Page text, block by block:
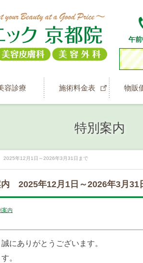
午
容診療 施術料金表 物販
特別案内
年12月1日～2026年3月31日まで
2025年12月1日～2026年3月31
案内
にありがとうございます。
。